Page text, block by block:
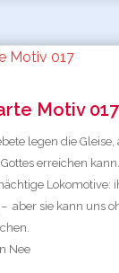
Motiv 017
legen die
erreichen
Lokomotive:
aber sie kann uns
Nee